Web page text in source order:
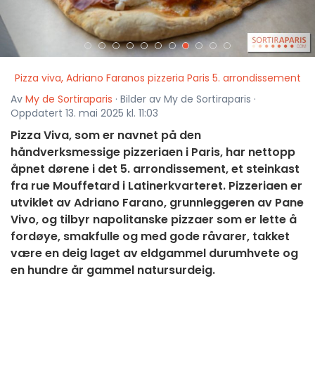
Pizza viva, Adriano Faranos pizzeria Paris 5. arrondissement
Av My de Sortiraparis · Bilder av My de Sortiraparis ·
Oppdatert 13. mai 2025 kl. 11:03
Pizza Viva, som er navnet på den
håndverksmessige pizzeriaen i Paris, har nettopp
åpnet dørene i det 5. arrondissement, et steinkast
fra rue Mouffetard i Latinerkvarteret. Pizzeriaen er
utviklet av Adriano Farano, grunnleggeren av Pane
Vivo, og tilbyr napolitanske pizzaer som er lette å
fordøye, smakfulle og med gode råvarer, takket
være en deig laget av eldgammel durumhvete og
en hundre år gammel natursurdeig.